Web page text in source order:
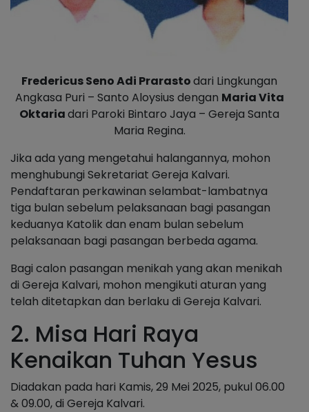
Fredericus Seno Adi Prarastodari Lingkungan
Angkasa Puri – Santo Aloysius dengan Maria Vita
Oktariadari Paroki Bintaro Jaya – Gereja Santa
Maria Regina.
Jika ada yang mengetahui halangannya, mohon
menghubungi Sekretariat Gereja Kalvari.
Pendaftaran perkawinan selambat-lambatnya
tiga bulan sebelum pelaksanaan bagi pasangan
keduanya Katolik dan enam bulan sebelum
pelaksanaan bagi pasangan berbeda agama.
Bagi calon pasangan menikah yang akan menikah
di Gereja Kalvari, mohon mengikuti aturan yang
telah ditetapkan dan berlaku di Gereja Kalvari.
2. Misa Hari Raya
Kenaikan Tuhan Yesus
Diadakan pada hari Kamis, 29 Mei 2025, pukul 06.00
& 09.00, di Gereja Kalvari.